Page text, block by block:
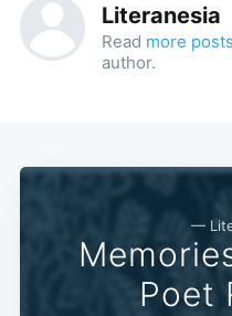
Literanesia
Read more posts
author.
—
Poet